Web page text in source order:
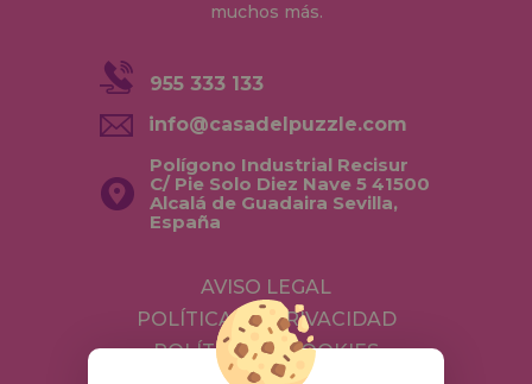
muchos más.
955 333 133
info@casadelpuzzle.com
Polígono Industrial Recisur
C/ Pie Solo Diez Nave 5 41500
Alcalá de Guadaira Sevilla,
España
AVISO LEGAL
POLÍTICA DE PRIVACIDAD
POLÍTICA DE COOKIES